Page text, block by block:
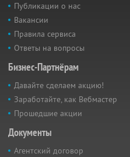
Публикации о нас
Вакансии
Правила сервиса
Ответы на вопросы
Бизнес-Партнёрам
Давайте сделаем акцию!
Заработайте, как Вебмастер
Прошедшие акции
Документы
Агентский договор